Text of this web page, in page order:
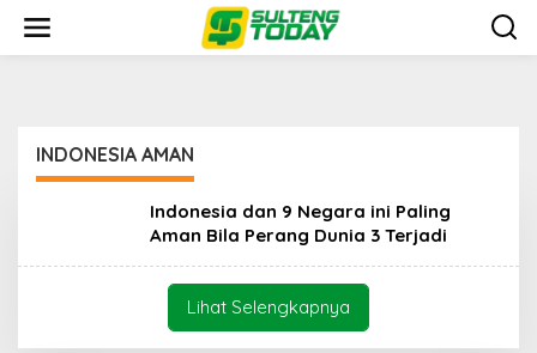
w
INDONESIA AMAN
Indonesia dan 9 Negara ini Paling
Aman Bila Perang Dunia 3 Terjadi
Lihat Selengkapnya